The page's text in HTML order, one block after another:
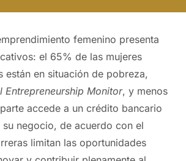
femenino presenta
el 65% de las mujeres
están en situación de pobreza,
Entrepreneurship Monitor, y menos
accede a un crédito bancario
negocio, de acuerdo con el
limitan las oportunidades